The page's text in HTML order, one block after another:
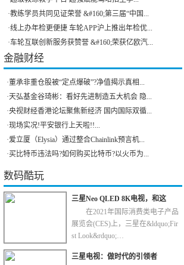
·教练学员共同见证荣誉 &#160;第三届“中国...
·线上办年检更便捷 车轮APP沪上推出年检优...
·车轮互联创新服务获赞誉 &#160;荣获亿欧汽...
金融财经
·董承非重仓股被“定点爆破”?净值揭示真相...
·天弘基金谷琦彬：看好先进制造五大机会 隐...
·央视财经香港论坛聚焦新经济 国内国际双循...
·现场实况!平安银行上天啦!!...
·爱立厦（Elysia）通过整合Chainlink预言机...
·买比特币违法吗?如何购买比特币?以火币为...
数码酷玩
三星Neo QLED 8K电视，和这
在2021年国际消费类电子产品
展览会(CES)上，三星在&ldquo;Fir
st Look&rdquo;…
三星电视：做时代的引领者